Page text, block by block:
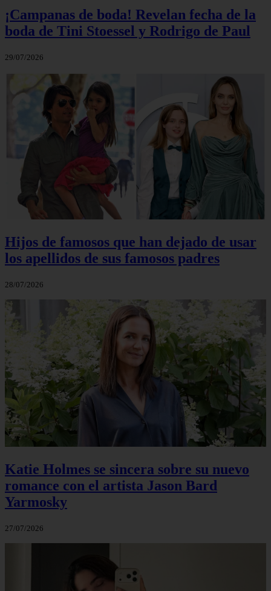
¡Campanas de boda! Revelan fecha de la
boda de Tini Stoessel y Rodrigo de Paul
29/07/2026
Hijos de famosos que han dejado de usar
los apellidos de sus famosos padres
28/07/2026
Katie Holmes se sincera sobre su nuevo
romance con el artista Jason Bard
Yarmosky
27/07/2026